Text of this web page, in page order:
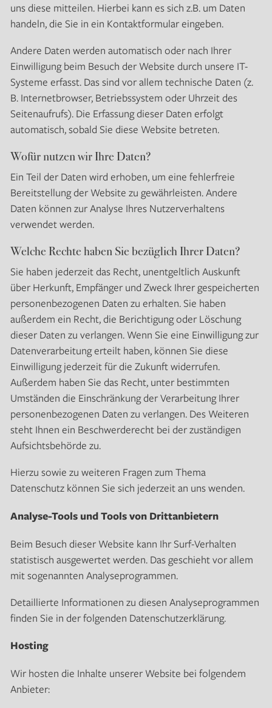
uns diese mitteilen. Hierbei kann es sich z.B. um Daten
handeln, die Sie in ein Kontaktformular eingeben.
Andere Daten werden automatisch oder nach Ihrer
Einwilligung beim Besuch der Website durch unsere IT-
Systeme erfasst. Das sind vor allem technische Daten (z.
B. Internetbrowser, Betriebssystem oder Uhrzeit des
Seitenaufrufs). Die Erfassung dieser Daten erfolgt
automatisch, sobald Sie diese Website betreten.
Wofür nutzen wir Ihre Daten?
Ein Teil der Daten wird erhoben, um eine fehlerfreie
Bereitstellung der Website zu gewährleisten. Andere
Daten können zur Analyse Ihres Nutzerverhaltens
verwendet werden.
Welche Rechte haben Sie bezüglich Ihrer Daten?
Sie haben jederzeit das Recht, unentgeltlich Auskunft
über Herkunft, Empfänger und Zweck Ihrer gespeicherten
personenbezogenen Daten zu erhalten. Sie haben
außerdem ein Recht, die Berichtigung oder Löschung
dieser Daten zu verlangen. Wenn Sie eine Einwilligung zur
Datenverarbeitung erteilt haben, können Sie diese
Einwilligung jederzeit für die Zukunft widerrufen.
Außerdem haben Sie das Recht, unter bestimmten
Umständen die Einschränkung der Verarbeitung Ihrer
personenbezogenen Daten zu verlangen. Des Weiteren
steht Ihnen ein Beschwerderecht bei der zuständigen
Aufsichtsbehörde zu.
Hierzu sowie zu weiteren Fragen zum Thema
Datenschutz können Sie sich jederzeit an uns wenden.
Analyse-Tools und Tools von Drittanbietern
Beim Besuch dieser Website kann Ihr Surf-Verhalten
statistisch ausgewertet werden. Das geschieht vor allem
mit sogenannten Analyseprogrammen.
Detaillierte Informationen zu diesen Analyseprogrammen
finden Sie in der folgenden Datenschutzerklärung.
Hosting
Wir hosten die Inhalte unserer Website bei folgendem
Anbieter: